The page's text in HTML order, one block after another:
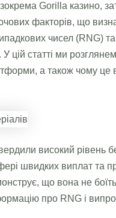
Gorilla казино,
факторів, що
чисел (RNG)
цій статті ми
а також чому
високий рівень
швидких виплат та
що вона не
про RNG і